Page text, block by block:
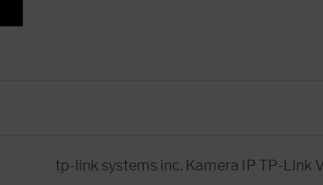
tp-link systems inc. Kamera IP TP-Link